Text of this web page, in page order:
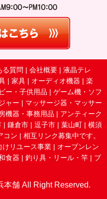
る質問 | 会社概要 | 液晶テレ
| 家具 | オーディオ機器 | 楽
ー・子供用品 | ゲーム機・ソフ
ャー | マッサージ器・マッサー
機器・事務用品 | アンティーク
| 鎌倉市 | 逗子市 | 葉山町 | 横須
コン | 相互リンク募集中です。
けリユース事業 | オーブンレン
食器 | 釣り具・リール・竿 | ブ
本舗 All Right Reserved.